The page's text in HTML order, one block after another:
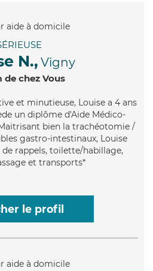
N., Vigny
de chez Vous
et minutieuse, Louise a 4 ans
un diplôme d'Aide Médico-
bien la trachéotomie /
gastro-intestinaux, Louise
de rappels, toilette/habillage,
et transports*
le profil